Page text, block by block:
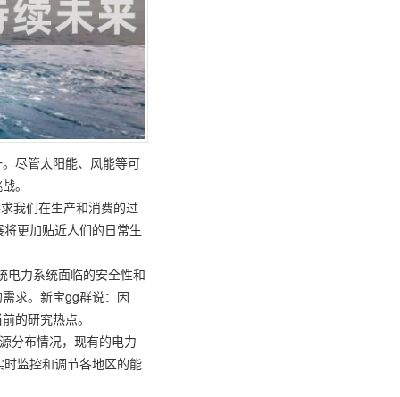
尽管太阳能、风能等可
。
我们在生产和消费的过
更加贴近人们的日常生
电力系统面临的安全性和
求。新宝gg群说：因
的研究热点。
分布情况，现有的电力
监控和调节各地区的能